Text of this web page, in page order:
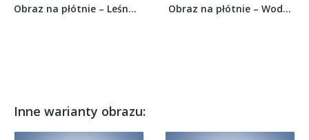
Obraz na płótnie – Leśna polana pełna tulipanów... Obraz na płótnie – Wodne płatki jak...
Inne warianty obrazu: